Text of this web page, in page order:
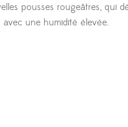
pousses rougeâtres, qui
une humidité élevée.